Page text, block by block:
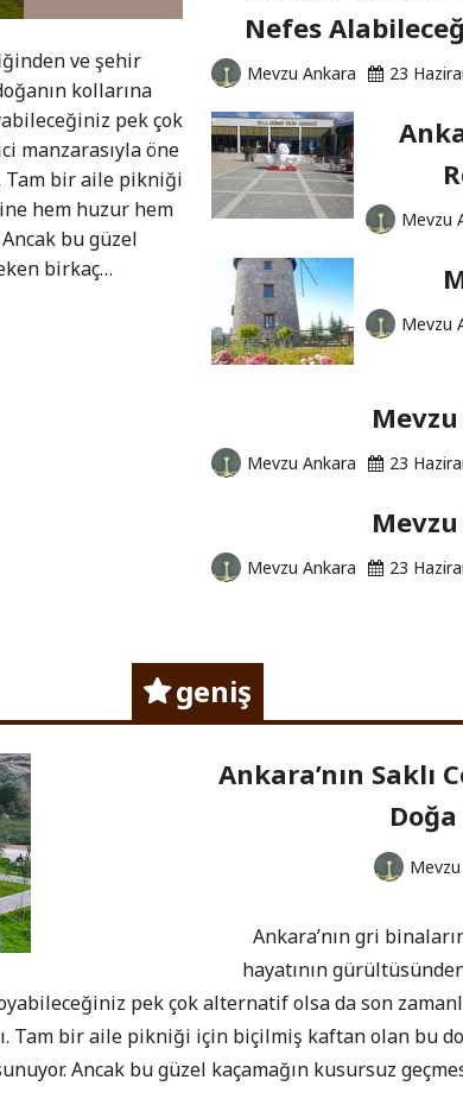
ve şehir
kollarına
pek çok
manzarasıyla öne
Tam bir aile pikniği
hem huzur hem
bu güzel
birkaç…
Nefes
Mevzu Ankara 23
Mevzu
Mevzu
Mevzu Ankara 23
Mevzu Ankara 23
geniş
Ankara’nın Saklı
Ankara’nın gri
hayatının
pek çok alternatif olsa da son
Tam bir aile pikniği için biçilmiş kaftan olan bu
Ancak bu güzel kaçamağın kusursuz